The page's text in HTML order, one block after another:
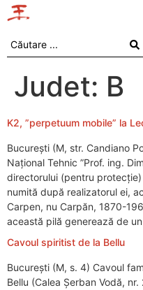
Judet: B
K2, ”perpetuum mobile” la
București (M, str. Candiano
Național Tehnic ”Prof. ing.
directorului (pentru
numită după realizatorul ei,
Carpen, nu Carpăn, 1870-
această pilă generează de
Cavoul spiritist de la Bellu
București (M, s. 4) Cavoul
Bellu (Calea Şerban Vodă,